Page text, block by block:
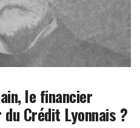
le financier
Crédit Lyonnais ?